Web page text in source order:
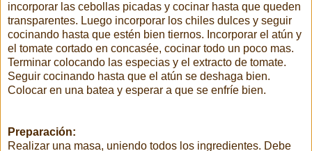
incorporar las cebollas picadas y cocinar hasta que queden
transparentes. Luego incorporar los chiles dulces y seguir
cocinando hasta que estén bien tiernos. Incorporar el atún y
el tomate cortado en concasée, cocinar todo un poco mas.
Terminar colocando las especias y el extracto de tomate.
Seguir cocinando hasta que el atún se deshaga bien.
Colocar en una batea y esperar a que se enfríe bien.
Preparación:
Realizar una masa, uniendo todos los ingredientes. Debe